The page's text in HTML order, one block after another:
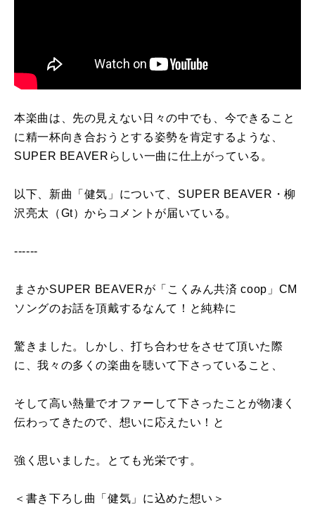
本楽曲は、先の見えない日々の中でも、今できること
に精一杯向き合おうとする姿勢を肯定するような、
SUPER BEAVERらしい一曲に仕上がっている。
以下、新曲「健気」について、SUPER BEAVER・柳
沢亮太（Gt）からコメントが届いている。
------
まさかSUPER BEAVERが「こくみん共済 coop」CM
ソングのお話を頂戴するなんて！と純粋に
驚きました。しかし、打ち合わせをさせて頂いた際
に、我々の多くの楽曲を聴いて下さっていること、
そして高い熱量でオファーして下さったことが物凄く
伝わってきたので、想いに応えたい！と
強く思いました。とても光栄です。
＜書き下ろし曲「健気」に込めた想い＞